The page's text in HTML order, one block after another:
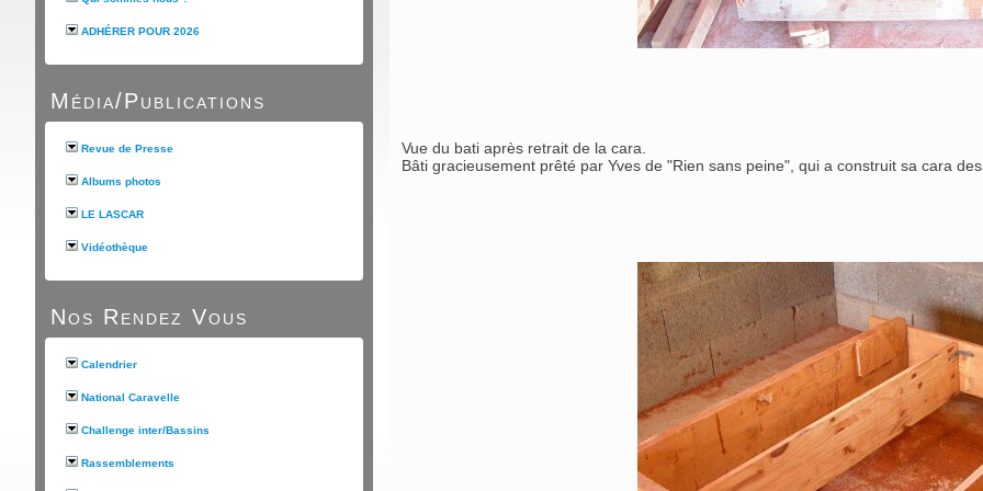
ADHÉRER POUR 2026
Média/Publications
Revue de Presse
Albums photos
LE LASCAR
Vidéothèque
Nos Rendez Vous
Calendrier
National Caravelle
Challenge inter/Bassins
Rassemblements
Vue du bati après retrait de la cara.
Bâti gracieusement prêté par Yves de "Rien sans peine", qui a construit sa cara